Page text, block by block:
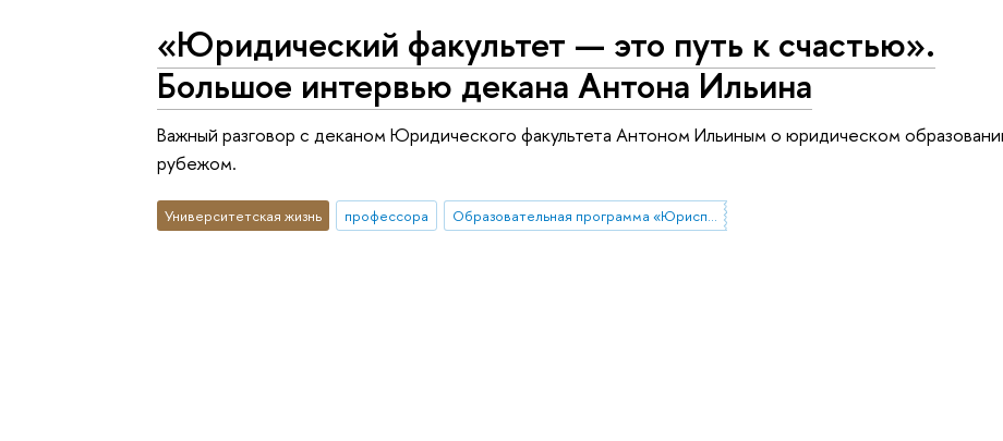
«Юридический факультет — это путь к счастью».
Большое интервью декана Антона Ильина
Важный разговор с деканом Юридического факультета Антоном Ильиным о юридическом
рубежом.
Университетская жизнь профессора Образовательная программа «Юриспруденция»